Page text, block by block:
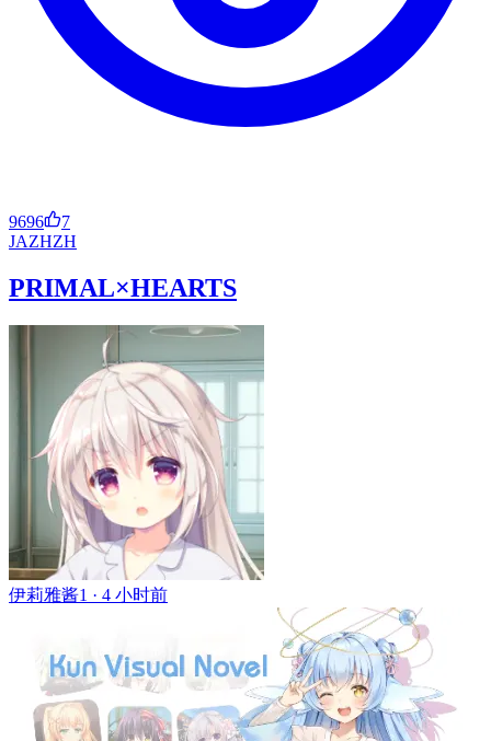
9696
7
JAZHZH
PRIMAL×HEARTS
伊莉雅酱1 · 4 小时前